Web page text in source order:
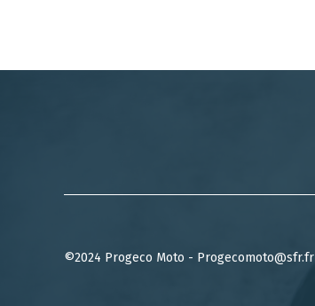
©2024 Progeco Moto - Progecomoto@sfr.fr